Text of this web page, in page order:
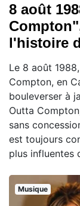
8 août
l'histoire
Le 8 août
Compton, en
bouleverser à
Outta
sans
est toujours
plus influentes
Musique